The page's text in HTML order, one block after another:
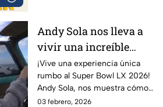
Andy Sola nos lleva a
vivir una increíble
experiencia en un Bel
Air 1954 | Sola al Super
Bowl
¡Vive una experiencia única
rumbo al Super Bowl LX 2026!
Andy Sola, nos muestra cómo
se vive la previa del Super
03 febrero, 2026